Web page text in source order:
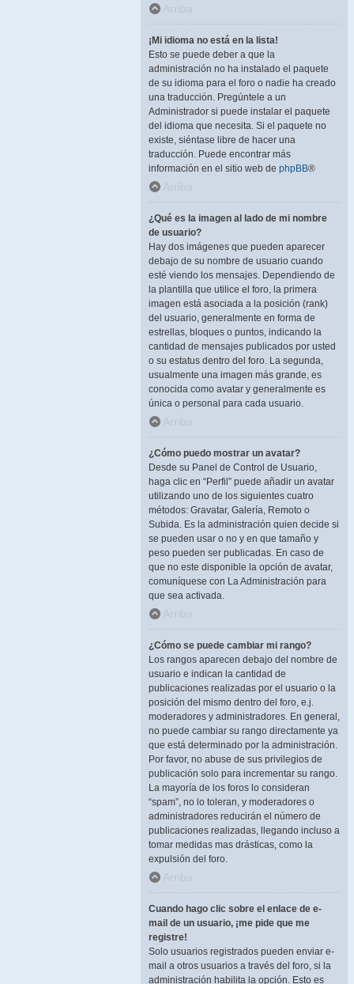
Arriba
¡Mi idioma no está en la lista!
Esto se puede deber a que la
administración no ha instalado el paquete
de su idioma para el foro o nadie ha creado
una traducción. Pregúntele a un
Administrador si puede instalar el paquete
del idioma que necesita. Si el paquete no
existe, siéntase libre de hacer una
traducción. Puede encontrar más
información en el sitio web de phpBB®
Arriba
¿Qué es la imagen al lado de mi nombre
de usuario?
Hay dos imágenes que pueden aparecer
debajo de su nombre de usuario cuando
esté viendo los mensajes. Dependiendo de
la plantilla que utilice el foro, la primera
imagen está asociada a la posición (rank)
del usuario, generalmente en forma de
estrellas, bloques o puntos, indicando la
cantidad de mensajes publicados por usted
o su estatus dentro del foro. La segunda,
usualmente una imagen más grande, es
conocida como avatar y generalmente es
única o personal para cada usuario.
Arriba
¿Cómo puedo mostrar un avatar?
Desde su Panel de Control de Usuario,
haga clic en “Perfil” puede añadir un avatar
utilizando uno de los siguientes cuatro
métodos: Gravatar, Galería, Remoto o
Subida. Es la administración quien decide si
se pueden usar o no y en que tamaño y
peso pueden ser publicadas. En caso de
que no este disponible la opción de avatar,
comuníquese con La Administración para
que sea activada.
Arriba
¿Cómo se puede cambiar mi rango?
Los rangos aparecen debajo del nombre de
usuario e indican la cantidad de
publicaciones realizadas por el usuario o la
posición del mismo dentro del foro, e.j.
moderadores y administradores. En general,
no puede cambiar su rango directamente ya
que está determinado por la administración.
Por favor, no abuse de sus privilegios de
publicación solo para incrementar su rango.
La mayoría de los foros lo consideran
“spam”, no lo toleran, y moderadores o
administradores reducirán el número de
publicaciones realizadas, llegando incluso a
tomar medidas mas drásticas, como la
expulsión del foro.
Arriba
Cuando hago clic sobre el enlace de e-
mail de un usuario, ¡me pide que me
registre!
Solo usuarios registrados pueden enviar e-
mail a otros usuarios a través del foro, si la
administración habilita la opción. Esto es